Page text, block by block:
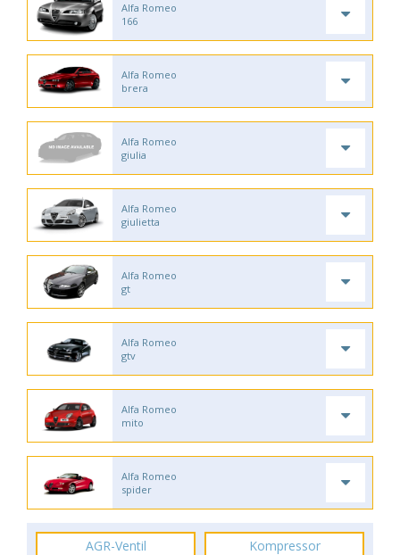
Alfa Romeo
166
Alfa Romeo
brera
Alfa Romeo
giulia
Alfa Romeo
giulietta
Alfa Romeo
gt
Alfa Romeo
gtv
Alfa Romeo
mito
Alfa Romeo
spider
AGR-Ventil Kompressor